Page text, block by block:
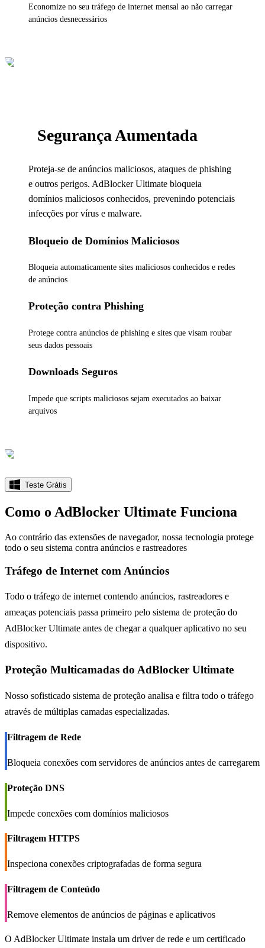
Economize no seu tráfego de internet mensal ao não carregar
anúncios desnecessários
Segurança Aumentada
Proteja-se de anúncios maliciosos, ataques de phishing
e outros perigos. AdBlocker Ultimate bloqueia
domínios maliciosos conhecidos, prevenindo potenciais
infecções por vírus e malware.
Bloqueio de Domínios Maliciosos
Bloqueia automaticamente sites maliciosos conhecidos e redes
de anúncios
Proteção contra Phishing
Protege contra anúncios de phishing e sites que visam roubar
seus dados pessoais
Downloads Seguros
Impede que scripts maliciosos sejam executados ao baixar
arquivos
Teste Grátis
Como o AdBlocker Ultimate Funciona
Ao contrário das extensões de navegador, nossa tecnologia protege
todo o seu sistema contra anúncios e rastreadores
Tráfego de Internet com Anúncios
Todo o tráfego de internet contendo anúncios, rastreadores e
ameaças potenciais passa primeiro pelo sistema de proteção do
AdBlocker Ultimate antes de chegar a qualquer aplicativo no seu
dispositivo.
Proteção Multicamadas do AdBlocker Ultimate
Nosso sofisticado sistema de proteção analisa e filtra todo o tráfego
através de múltiplas camadas especializadas.
Filtragem de Rede
Bloqueia conexões com servidores de anúncios antes de carregarem
Proteção DNS
Impede conexões com domínios maliciosos
Filtragem HTTPS
Inspeciona conexões criptografadas de forma segura
Filtragem de Conteúdo
Remove elementos de anúncios de páginas e aplicativos
O AdBlocker Ultimate instala um driver de rede e um certificado